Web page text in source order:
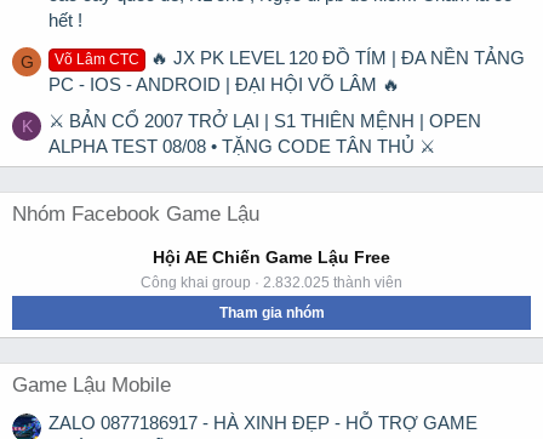
hết !
G Võ Lâm CTC
🔥 JX PK LEVEL 120 ĐỒ TÍM | ĐA NỀN TẢNG
PC - IOS - ANDROID | ĐẠI HỘI VÕ LÂM 🔥
K
⚔ BẢN CỔ 2007 TRỞ LẠI | S1 THIÊN MỆNH | OPEN
ALPHA TEST 08/08 • TẶNG CODE TÂN THỦ ⚔
Nhóm Facebook Game Lậu
Hội AE Chiến Game Lậu Free
Công khai group · 2.832.025 thành viên
Tham gia nhóm
Game Lậu Mobile
ZALO 0877186917 - HÀ XINH ĐẸP - HỖ TRỢ GAME